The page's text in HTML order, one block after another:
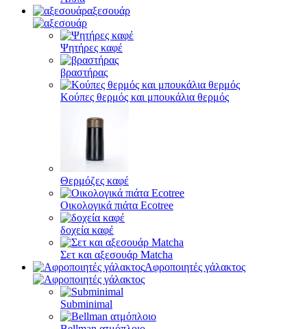
αξεσουάρ
Ψητήρες καφέ
βραστήρας
Κούπες θερμός και μπουκάλια θερμός
Θερμόζες καφέ
Οικολογικά πιάτα Ecotree
δοχεία καφέ
Σετ και αξεσουάρ Matcha
Αφροποιητές γάλακτος
Subminimal